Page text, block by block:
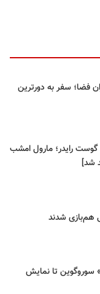
فضا؛ سفر به دورترین
رایدر؛ مارول امشب
شد]
هم‌بازی شدند
سوروگوین تا نمایش